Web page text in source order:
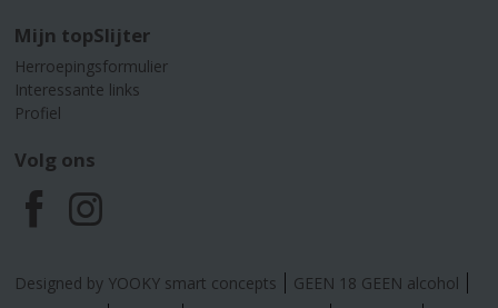
Mijn topSlijter
Herroepingsformulier
Interessante links
Profiel
Volg ons
F
a
I
n
Designed by YOOKY smart concepts
GEEN 18 GEEN alcohol